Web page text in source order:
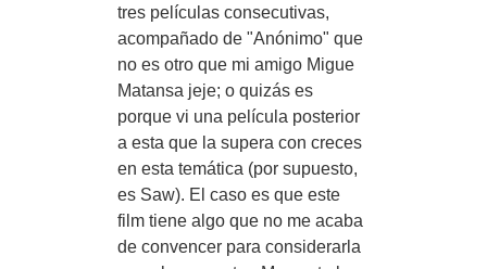
tres películas consecutivas,
acompañado de "Anónimo" que
no es otro que mi amigo Migue
Matansa jeje; o quizás es
porque vi una película posterior
a esta que la supera con creces
en esta temática (por supuesto,
es Saw). El caso es que este
film tiene algo que no me acaba
de convencer para considerarla